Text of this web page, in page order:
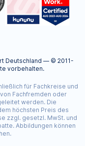
Deutschland — © 2011-
vorbehalten.
für Fachkreise und
Fachfremden oder
werden. Die
höchsten Preis des
zzgl. gesetzl. MwSt. und
Abbildungen können